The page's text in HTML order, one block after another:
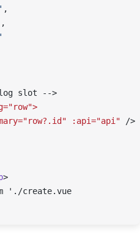
,
,
slot -->
:api="api" />
>
'./create.vue